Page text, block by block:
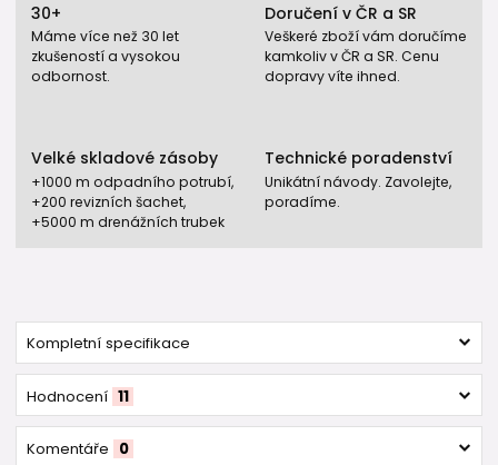
30+
Máme více než 30 let
zkušeností a vysokou
odbornost.
Doručení v ČR a SR
Veškeré zboží vám doručíme
kamkoliv v ČR a SR. Cenu
dopravy víte ihned.
Velké skladové zásoby
+1000 m odpadního potrubí,
+200 revizních šachet,
+5000 m drenážních trubek
Technické poradenství
Unikátní návody. Zavolejte,
poradíme.
Kompletní specifikace
Hodnocení 11
Komentáře 0